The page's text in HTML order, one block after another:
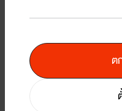
รับพอยท์แรงส์ ตั้งแต่บาทแรก 12
ต